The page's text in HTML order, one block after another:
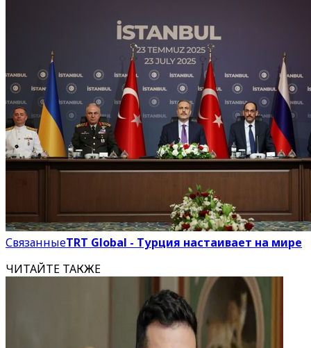
СвязанныеTRT Global - Турция настаивает на мире
ЧИТАЙТЕ ТАКЖЕ